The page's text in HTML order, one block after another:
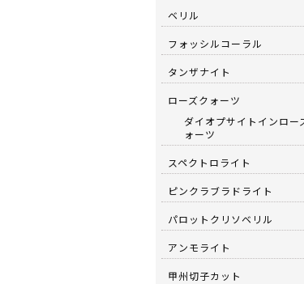
ベリル
フォッシルコーラル
タンザナイト
ローズクォーツ
ダイオプサイトインロー
ォーツ
スペクトロライト
ピンクラブラドライト
パロットクリソベリル
アンモライト
甲州切子カット